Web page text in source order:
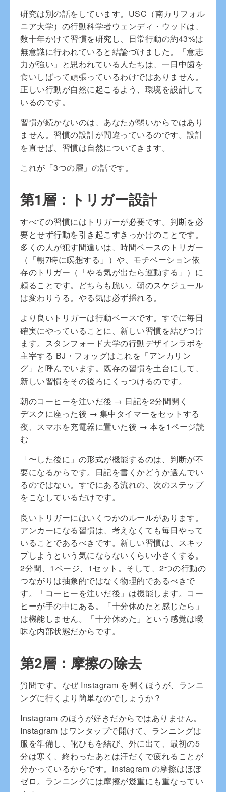
研究は別の話をしています。USC（南カリフォル
ニア大学）の行動科学者ウェンディ・ウッドは、
数十年かけて習慣を研究し、日常行動の約43%は
無意識に行われていると結論づけました。「意志
力が強い」と思われている人たちは、一日中歯を
食いしばって頑張っているわけではありません。
正しい行動が自然に起こるよう、環境を設計して
いるのです。
習慣が続かないのは、あなたが弱いからではあり
ません。習慣の設計が間違っているのです。設計
を直せば、習慣は自然についてきます。
これが「3つの層」の話です。
第1層：トリガー設計
すべての習慣にはトリガーが必要です。判断を必
要とせず行動を引き起こすきっかけのことです。
多くの人が犯す間違いは、時間ベースのトリガー
（「朝7時に瞑想する」）や、モチベーション依
存のトリガー（「やる気が出たら運動する」）に
頼ることです。どちらも脆い。朝のスケジュール
は変わりうる。やる気は必ず揺れる。
より良いトリガーは行動ベースです。すでに毎日
確実にやっていることに、新しい習慣を結びつけ
ます。スタンフォード大学の行動デザインラボを
主宰する BJ・フォッグはこれを「アンカリン
グ」と呼んでいます。既存の習慣を土台にして、
新しい習慣をその後ろにくっつけるのです。
朝のコーヒーを注いだ後 → 日記を2分間開く
デスクに座った後 → 集中タイマーをセットする
夜、スマホを充電器に置いた後 → 本を1ページ読
む
「〜した後に」の形式が機能するのは、判断が不
要になるからです。日記を書くかどうか選んでい
るのではない。すでにある流れの、次のステップ
をこなしているだけです。
良いトリガーにはいくつかのルールがあります。
アンカーになる習慣は、考えなくても毎日やって
いることであるべきです。新しい習慣は、スキッ
プしようという気にならないくらい小さくする。
2分間、1ページ、1セット。そして、2つの行動の
つながりは抽象的ではなく物理的であるべきで
す。「コーヒーを注いだ後」は機能します。コー
ヒーが手の中にある。「十分休めたと感じたら」
は機能しません。「十分休めた」という感覚は曖
昧な内部状態だからです。
第2層：摩擦の除去
質問です。なぜ Instagram を開くほうが、ランニ
ングに行くより簡単なのでしょうか？
Instagram のほうが好きだからではありません。
Instagram はワンタップで開けて、ランニングは
服を準備し、靴ひもを結び、外に出て、最初の5
分は寒く、終わったあとは汗だくで疲れることが
分かっているからです。Instagram の摩擦はほぼ
ゼロ。ランニングには摩擦が幾重にも重なってい